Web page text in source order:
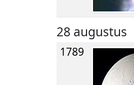
28 augustus
1789